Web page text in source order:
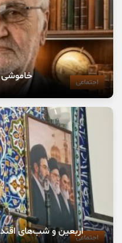
اجتماعی
اجتماعیاربعین و شب‌های